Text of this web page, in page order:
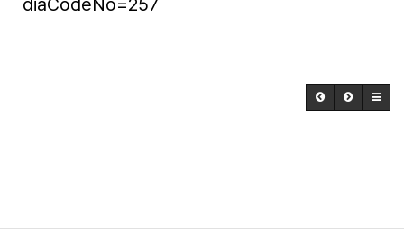
diaCodeNo=257